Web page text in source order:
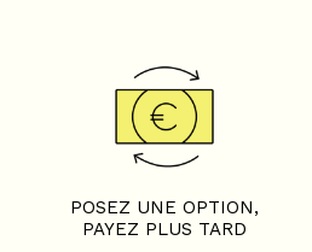
POSEZ UNE OPTION,
PAYEZ PLUS TARD